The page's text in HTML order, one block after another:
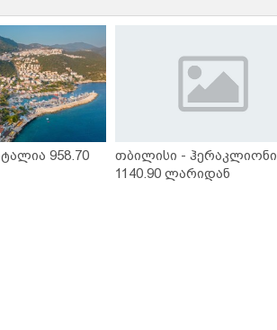
სერია დაიწყო
958.70
თბილისი - ჰერაკლიონი
1140.90 ლარიდან